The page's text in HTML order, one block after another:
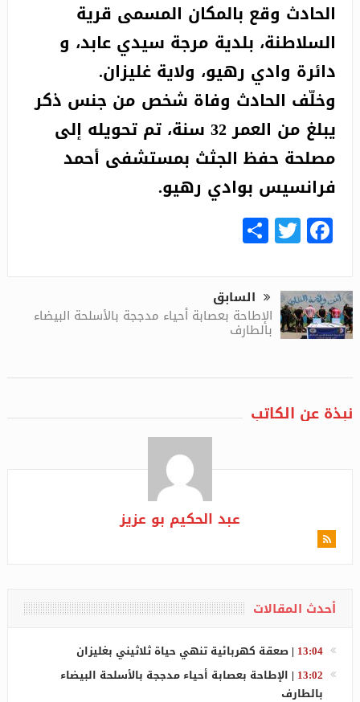
الحادث وقع بالمكان المسمى قرية
السلاطنة، بلدية مرجة سيدي عابد، و
دائرة وادي رهيو، ولاية غليزان.
وخلّف الحادث وفاة شخص من جنس ذكر
يبلغ من العمر 32 سنة، تم تحويله إلى
مصلحة حفظ الجثث بمستشفى أحمد
فرانسيس بوادي رهيو.
Facebook
Twitter
Share
السابق
الإطاحة بعصابة أحياء مدججة بالأسلحة البيضاء
بالطارف
نبذة عن الكاتب
عبد الحكيم بو عزيز
أحدث المقالات
13:04
| صعقة كهربائية تنهي حياة ثلاثيني بغليزان
13:02
| الإطاحة بعصابة أحياء مدججة بالأسلحة البيضاء
بالطارف